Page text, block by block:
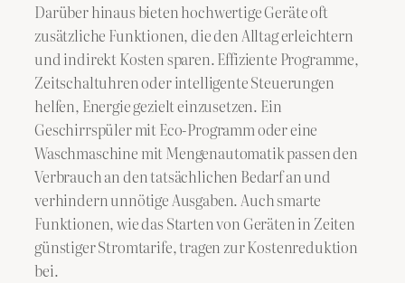
Darüber hinaus bieten hochwertige Geräte oft
zusätzliche Funktionen, die den Alltag erleichtern
und indirekt Kosten sparen. Effiziente Programme,
Zeitschaltuhren oder intelligente Steuerungen
helfen, Energie gezielt einzusetzen. Ein
Geschirrspüler mit Eco-Programm oder eine
Waschmaschine mit Mengenautomatik passen den
Verbrauch an den tatsächlichen Bedarf an und
verhindern unnötige Ausgaben. Auch smarte
Funktionen, wie das Starten von Geräten in Zeiten
günstiger Stromtarife, tragen zur Kostenreduktion
bei.